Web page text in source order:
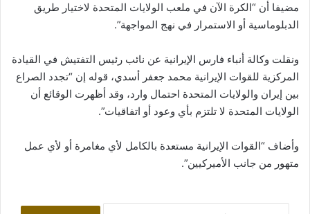
مضيفا أن “الكرة الآن في ملعب الولايات المتحدة لاختيار طريق
الدبلوماسية أو الاستمرار في نهج المواجهة”.
ونقلت وكالة أنباء فارس الإيرانية عن نائب رئيس التفتيش في القيادة
المركزية للقوات الإيرانية محمد جعفر أسدي، قوله إن “تجدد الصراع
بين إيران والولايات المتحدة احتمال وارد، وقد أظهرت الوقائع أن
الولايات المتحدة لا تلتزم بأي وعود أو اتفاقيات”.
وأضاف “القوات الإيرانية مستعدة بالكامل لأي مغامرة أو لأي عمل
متهور من جانب الأميركيين”.